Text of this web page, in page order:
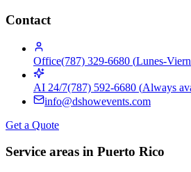
Contact
Office(787) 329-6680 (Lunes-
AI 24/7(787) 592-6680 (Always
info@dshowevents.com
Get a Quote
Service areas in Puerto Rico